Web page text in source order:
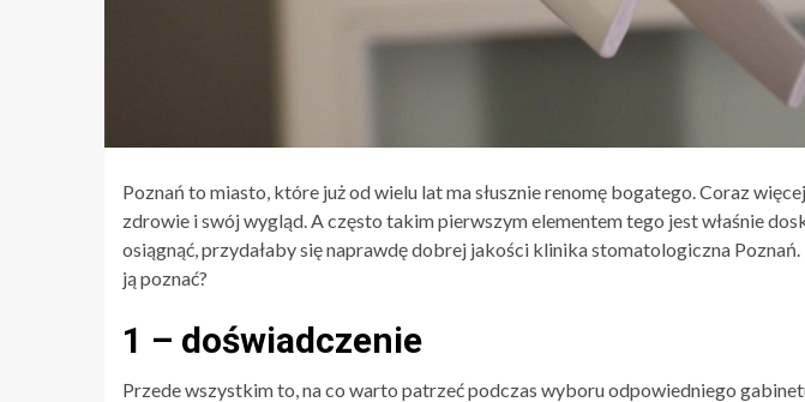
Poznań to miasto, które już od wielu lat ma słusznie renomę bogatego. Coraz
zdrowie i swój wygląd. A często takim pierwszym elementem tego jest właśnie
osiągnąć, przydałaby się naprawdę dobrej jakości klinika stomatologiczna
ją poznać?
1 – doświadczenie
Przede wszystkim to, na co warto patrzeć podczas wyboru odpowiedniego